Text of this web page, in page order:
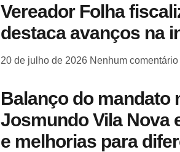
Vereador Folha
destaca avanços na
20 de julho de 2026 Nenhum comentário
Balanço do mandato
Josmundo Vila Nova
e melhorias para